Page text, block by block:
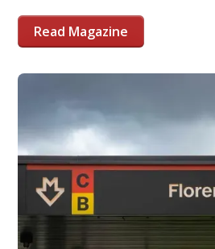
Read Magazine